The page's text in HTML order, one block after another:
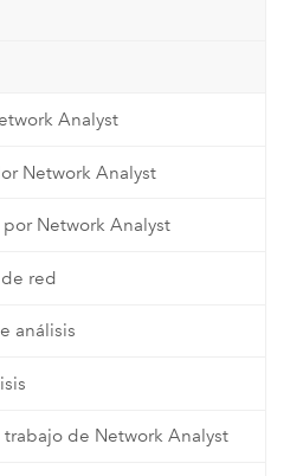
Analyst
Network Analyst
Network Analyst
red
análisis
de Network Analyst